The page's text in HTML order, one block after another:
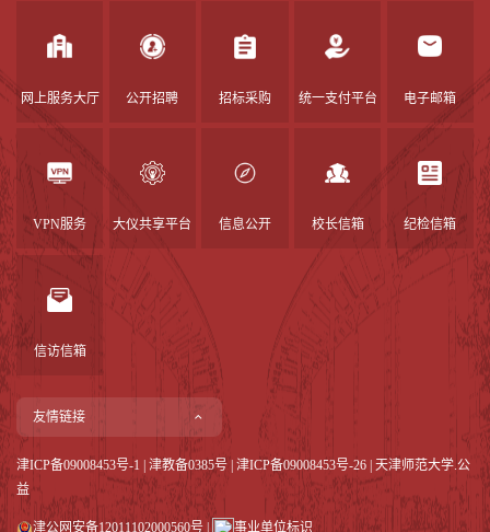
网上服务大厅 公开招聘 招标采购 统一支付平台 电子邮箱
VPN服务 大仪共享平台 信息公开 校长信箱 纪检信箱
信访信箱
友情链接
津ICP备09008453号-1 津教备0385号 | 津ICP备09008453号-26 | 天津师范大学.公
益
津公网安备12011102000560号 事业单位标识